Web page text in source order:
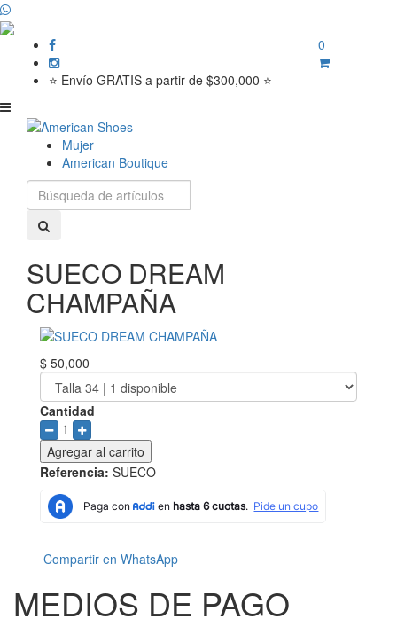
⭐ Envío GRATIS a partir de $300,000 ⭐
0
Mujer
American Boutique
SUECO DREAM
CHAMPAÑA
$ 50,000
Cantidad
1
Agregar al carrito
Referencia: SUECO
Compartir en WhatsApp
MEDIOS DE PAGO